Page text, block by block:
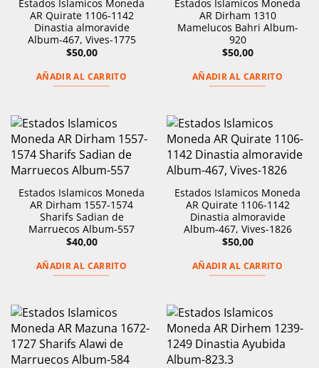
Estados Islamicos Moneda
AR Quirate 1106-1142
Dinastia almoravide
Album-467, Vives-1775
$50,00
AÑADIR AL CARRITO
Estados Islamicos Moneda
AR Dirham 1310
Mamelucos Bahri Album-
920
$50,00
AÑADIR AL CARRITO
Estados Islamicos Moneda
AR Dirham 1557-1574
Sharifs Sadian de
Marruecos Album-557
$40,00
AÑADIR AL CARRITO
Estados Islamicos Moneda
AR Quirate 1106-1142
Dinastia almoravide
Album-467, Vives-1826
$50,00
AÑADIR AL CARRITO